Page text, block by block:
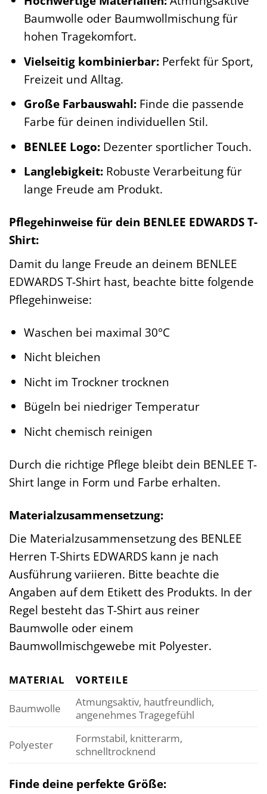
Baumwolle oder Baumwollmischung für
hohen Tragekomfort.
Vielseitig kombinierbar:Perfekt für Sport,
Freizeit und Alltag.
Große Farbauswahl:Finde die passende
Farbe für deinen individuellen Stil.
BENLEE Logo:Dezenter sportlicher Touch.
Langlebigkeit:Robuste Verarbeitung für
lange Freude am Produkt.
Pflegehinweise für dein BENLEE EDWARDS T-
Shirt:
Damit du lange Freude an deinem BENLEE
EDWARDS T-Shirt hast, beachte bitte folgende
Pflegehinweise:
Waschen bei maximal 30°C
Nicht bleichen
Nicht im Trockner trocknen
Bügeln bei niedriger Temperatur
Nicht chemisch reinigen
Durch die richtige Pflege bleibt dein BENLEE T-
Shirt lange in Form und Farbe erhalten.
Materialzusammensetzung:
Die Materialzusammensetzung des BENLEE
Herren T-Shirts EDWARDS kann je nach
Ausführung variieren. Bitte beachte die
Angaben auf dem Etikett des Produkts. In der
Regel besteht das T-Shirt aus reiner
Baumwolle oder einem
Baumwollmischgewebe mit Polyester.
MATERIAL VORTEILE
Baumwolle
Atmungsaktiv, hautfreundlich,
angenehmes Tragegefühl
Polyester
Formstabil, knitterarm,
schnelltrocknend
Finde deine perfekte Größe: